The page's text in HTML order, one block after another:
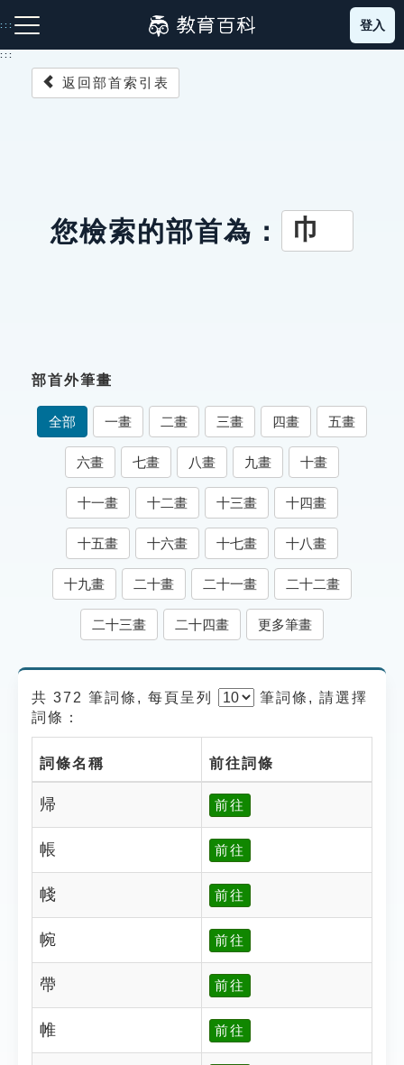
到
主
:::
成語故事
索引選單
知識索引
單字索引
生命大百科索引
遊戲專區
貓頭鷹博士
登入
:::
返回部首索引表
您檢索的部首為： 巾
部首外筆畫
全部 一畫 二畫 三畫 四畫 五畫
六畫 七畫 八畫 九畫 十畫
十一畫 十二畫 十三畫 十四畫
十五畫 十六畫 十七畫 十八畫
十九畫 二十畫 二十一畫 二十二畫
二十三畫 二十四畫 更多筆畫
共 372 筆詞條, 每頁呈列 筆詞條, 請選擇
詞條：
詞條名稱 前往詞條
帰 前往
帳 前往
帴 前往
帵 前往
帶 前往
帷 前往